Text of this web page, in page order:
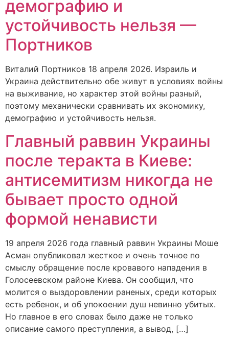
демографию и
устойчивость нельзя —
Портников
Виталий Портников 18 апреля 2026. Израиль и
Украина действительно обе живут в условиях войны
на выживание, но характер этой войны разный,
поэтому механически сравнивать их экономику,
демографию и устойчивость нельзя.
Главный раввин Украины
после теракта в Киеве:
антисемитизм никогда не
бывает просто одной
формой ненависти
19 апреля 2026 года главный раввин Украины Моше
Асман опубликовал жесткое и очень точное по
смыслу обращение после кровавого нападения в
Голосеевском районе Киева. Он сообщил, что
молится о выздоровлении раненых, среди которых
есть ребенок, и об упокоении душ невинно убитых.
Но главное в его словах было даже не только
описание самого преступления, а вывод, […]